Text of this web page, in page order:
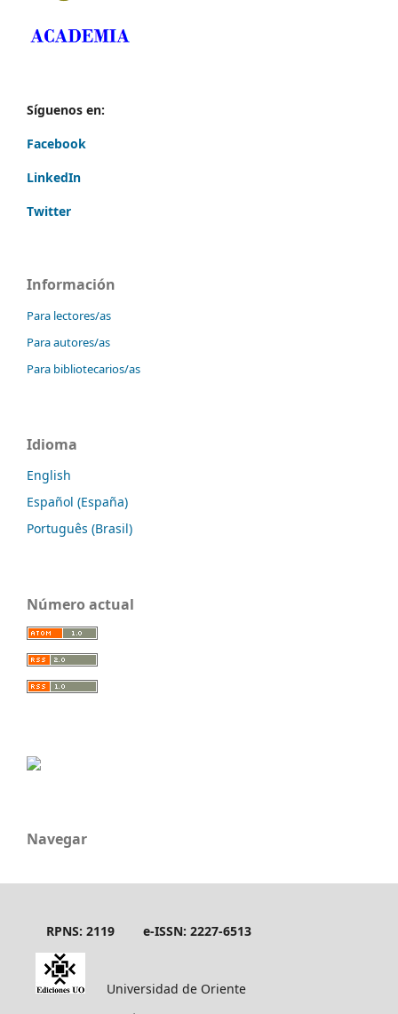
Síguenos en:
Facebook
LinkedIn
Twitter
Información
Para lectores/as
Para autores/as
Para bibliotecarios/as
Idioma
English
Español (España)
Português (Brasil)
Número actual
Navegar
RPNS: 2119 e-ISSN: 2227-6513
Universidad de Oriente